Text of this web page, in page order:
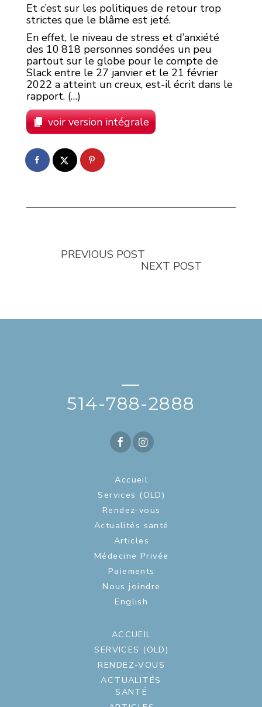
Et c’est sur les politiques de retour trop
strictes que le blâme est jeté.
En effet, le niveau de stress et d’anxiété
des 10 818 personnes sondées un peu
partout sur le globe pour le compte de
Slack entre le 27 janvier et le 21 février
2022 a atteint un creux, est-il écrit dans le
rapport. (…)
voir version intégrale
PREVIOUS POST
NEXT POST
—
514-788-2888
Accueil
Services (OLD)
Rendez-vous
Actualités santé
Articles
Médecine Privée
Paiements
Nous joindre
English
ACCUEIL
SERVICES (OLD)
RENDEZ-VOUS
ACTUALITÉS
SANTÉ